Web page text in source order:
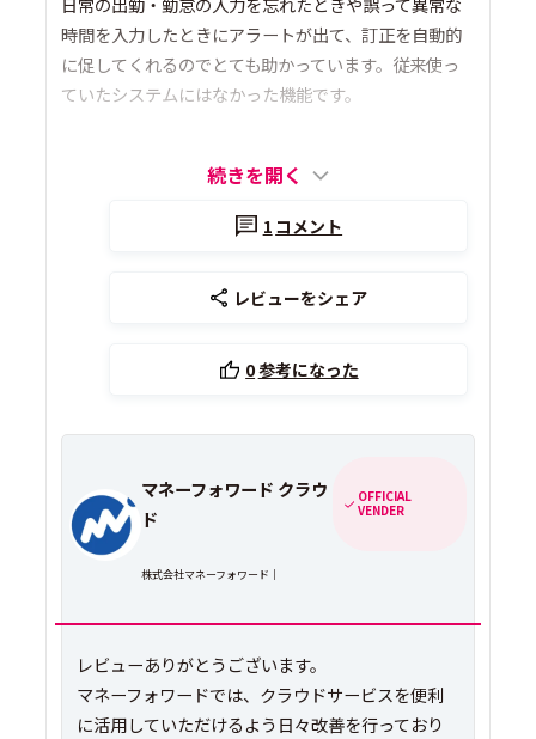
時間を入力したときにアラートが出て、訂正を自動的
に促してくれるのでとても助かっています。従来使っ
ていたシステムにはなかった機能です。
続きを開く
1 コメント
レビューをシェア
0参考になった
マネーフォワード クラウ
ド
OFFICIAL
VENDER
株式会社マネーフォワード｜
レビューありがとうございます。
マネーフォワードでは、クラウドサービスを便利
に活用していただけるよう日々改善を行っており